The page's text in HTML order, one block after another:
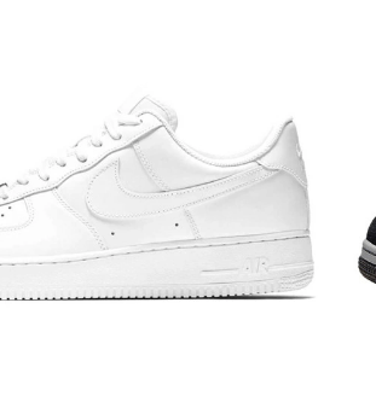
широким — и для спорта, и для
и для баскетбола и для
как для мужчин так и для женщин, для
в возрасте — эти форсы реально
АМОРТИЗАЦИИ :
современная
удобным подъёмом, внутри которой